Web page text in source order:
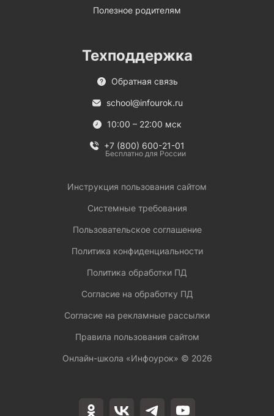
Полезное родителям
Техподдержка
Обратная связь
school@infourok.ru
10:00 – 22:00 мск
+7 (800) 600-21-01
Бесплатно для России
Инструкция пользования сайтом
Системные требования
Пользовательское соглашение
Политика конфиденциальности
Политика обработки ПД
Согласие на обработку ПД
Согласие на рекламные рассылки
Правила пользования сайтом
Онлайн-школа «Инфоурок» © 2026